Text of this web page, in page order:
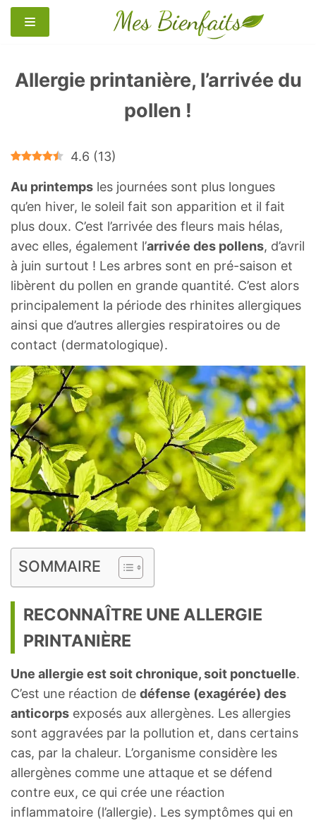
Aller
au
Allergie printanière, l’arrivée du
pollen !
4.6 (13)
Au printemps les journées sont plus longues
qu’en hiver, le soleil fait son apparition et il fait
plus doux. C’est l’arrivée des fleurs mais hélas,
avec elles, également l’arrivée des pollens, d’avril
à juin surtout ! Les arbres sont en pré-saison et
libèrent du pollen en grande quantité. C’est alors
principalement la période des rhinites allergiques
ainsi que d’autres allergies respiratoires ou de
contact (dermatologique).
SOMMAIRE
RECONNAÎTRE UNE ALLERGIE
PRINTANIÈRE
Une allergie est soit chronique, soit ponctuelle.
C’est une réaction de défense (exagérée) des
anticorps exposés aux allergènes. Les allergies
sont aggravées par la pollution et, dans certains
cas, par la chaleur. L’organisme considère les
allergènes comme une attaque et se défend
contre eux, ce qui crée une réaction
inflammatoire (l’allergie). Les symptômes qui en